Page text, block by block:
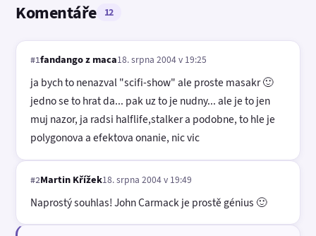
Komentáře 12
#1fandango z maca18. srpna 2004 v 19:25
ja bych to nenazval "scifi-show" ale proste masakr 🙂
jedno se to hrat da... pak uz to je nudny... ale je to jen
muj nazor, ja radsi halflife,stalker a podobne, to hle je
polygonova a efektova onanie, nic vic
#2Martin Křížek18. srpna 2004 v 19:49
Naprostý souhlas! John Carmack je prostě génius 🙂